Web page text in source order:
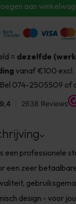
aan
= dezelfde
vanaf €100 excl.
Bel 074-2505509 of
een professionele
een zeer
design - voor